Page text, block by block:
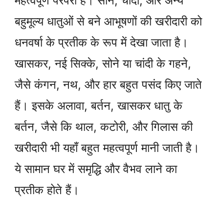
बहुमूल्य धातुओं से बने आभूषणों की खरीदारी को
धनवर्षा के प्रतीक के रूप में देखा जाता है।
खासकर, नई सिक्के, सोने या चांदी के गहने,
जैसे कंगन, नथ, और हार बहुत पसंद किए जाते
हैं। इसके अलावा, बर्तन, खासकर धातु के
बर्तन, जैसे कि थाल, कटोरी, और गिलास की
खरीदारी भी यहाँ बहुत महत्वपूर्ण मानी जाती है।
ये सामान घर में समृद्धि और वैभव लाने का
प्रतीक होते हैं।